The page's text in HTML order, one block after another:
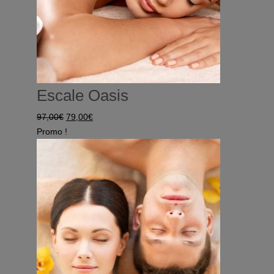
Escale Oasis
97,00€ Le
prix
79,00€Le
est :
Promo !